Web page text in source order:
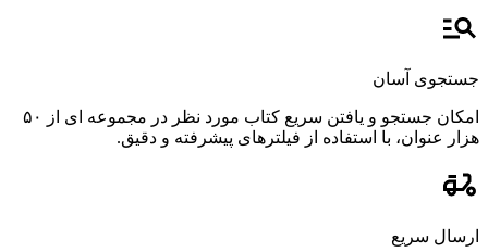
جستجوی آسان
امکان جستجو و یافتن سریع کتاب مورد نظر در مجموعه ای از ۵۰
هزار عنوان، با استفاده از فیلترهای پیشرفته و دقیق.
ارسال سریع